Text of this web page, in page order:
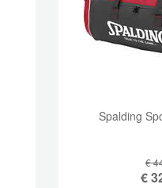
Spalding
€
€